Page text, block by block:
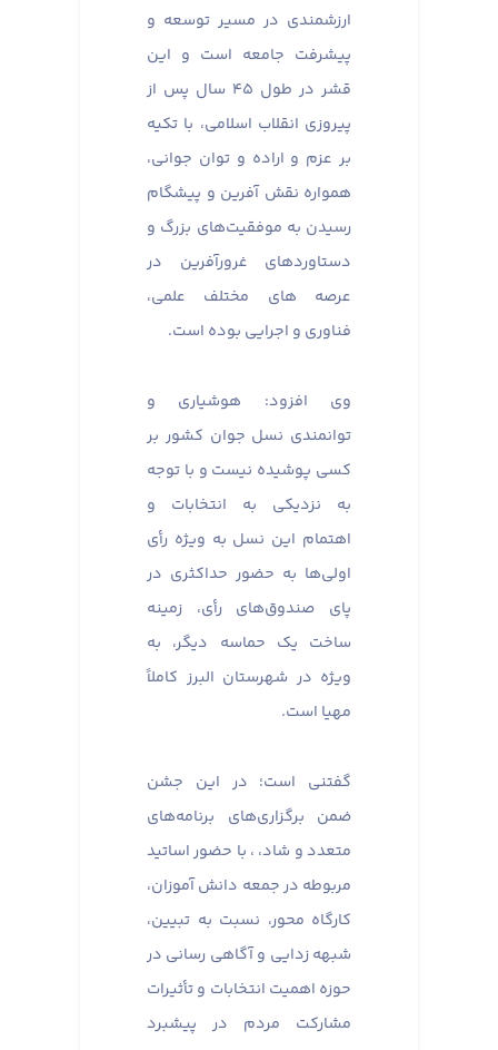
ارزشمندی در مسیر توسعه و
پیشرفت جامعه است و این
قشر در طول ۴۵ سال پس از
پیروزی انقلاب اسلامی، با تکیه
بر عزم و اراده و توان جوانی،
همواره نقش آفرین و پیشگام
رسیدن به موفقیت‌های بزرگ و
دستاوردهای غرورآفرین در
عرصه های مختلف علمی،
فناوری و اجرایی بوده است.
وی افزود: هوشیاری و
توانمندی نسل جوان کشور بر
کسی پوشیده نیست و با توجه
به نزدیکی به انتخابات و
اهتمام این نسل به ویژه رأی
اولی‌ها به حضور حداکثری در
پای صندوق‌های رأی، زمینه
ساخت یک حماسه دیگر، به
ویژه در شهرستان البرز کاملاً
مهیا است.
گفتنی است؛ در این جشن
ضمن برگزاری‌های برنامه‌های
متعدد و شاد، ، با حضور اساتید
مربوطه در جمعه دانش آموزان،
کارگاه محور، نسبت به تبیین،
شبهه زدایی و آگاهی رسانی در
حوزه اهمیت انتخابات و تأثیرات
مشارکت مردم در پیشبرد